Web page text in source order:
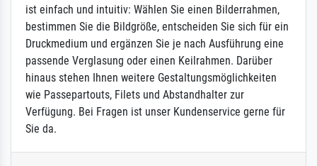
ist einfach und intuitiv: Wählen Sie einen Bilderrahmen,
bestimmen Sie die Bildgröße, entscheiden Sie sich für ein
Druckmedium und ergänzen Sie je nach Ausführung eine
passende Verglasung oder einen Keilrahmen. Darüber
hinaus stehen Ihnen weitere Gestaltungsmöglichkeiten
wie Passepartouts, Filets und Abstandhalter zur
Verfügung. Bei Fragen ist unser Kundenservice gerne für
Sie da.